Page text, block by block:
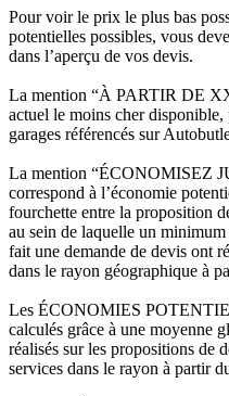
Pour voir le prix le plus bas
potentielles possibles, vous
dans l’aperçu de vos devis.
La mention “À PARTIR DE
actuel le moins cher disponible,
garages référencés sur
La mention “ÉCONOMISEZ
correspond à l’économie
fourchette entre la proposition
au sein de laquelle un
fait une demande de devis ont
dans le rayon géographique à
Les ÉCONOMIES
calculés grâce à une moyenne
réalisés sur les propositions de
services dans le rayon à partir